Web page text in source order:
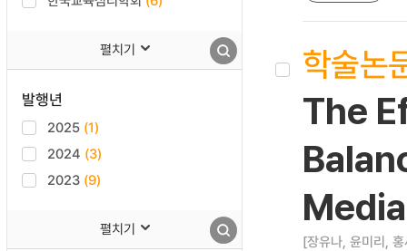
펼치기
발행년
2025 (1)
2024 (3)
2023 (9)
펼치기
학술논
The
[장유나, 윤미리,